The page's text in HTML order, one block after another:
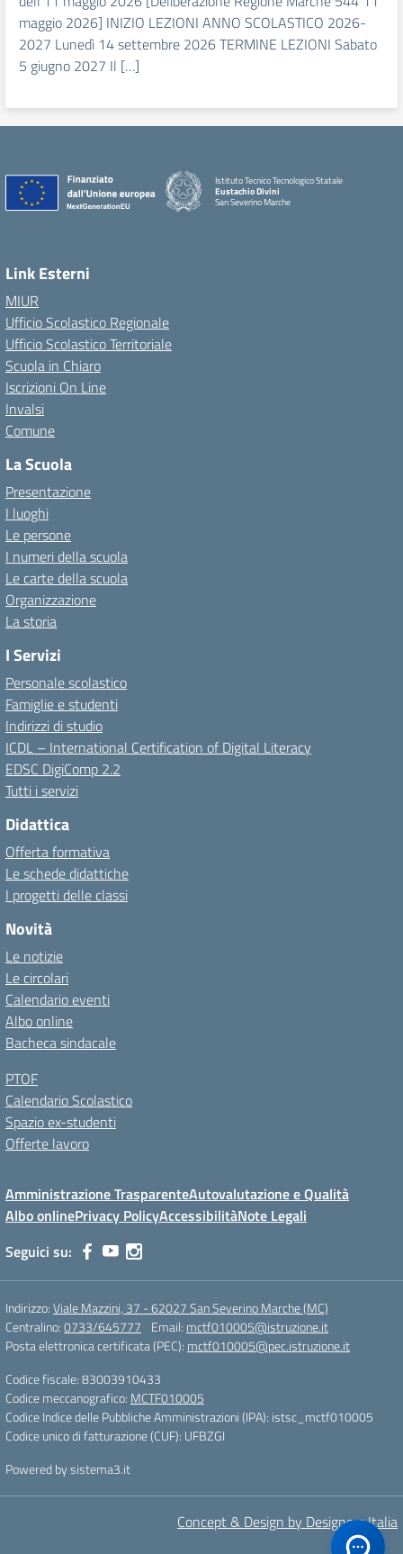
maggio 2026] INIZIO LEZIONI ANNO SCOLASTICO 2026-
2027 Lunedì 14 settembre 2026 TERMINE LEZIONI Sabato
5 giugno 2027 Il […]
Istituto Tecnico Tecnologico Statale
Eustachio Divini
San Severino Marche
Link Esterni
MIUR
Ufficio Scolastico Regionale
Ufficio Scolastico Territoriale
Scuola in Chiaro
Iscrizioni On Line
Invalsi
Comune
La Scuola
Presentazione
I luoghi
Le persone
I numeri della scuola
Le carte della scuola
Organizzazione
La storia
I Servizi
Personale scolastico
Famiglie e studenti
Indirizzi di studio
ICDL – International Certification of Digital Literacy
EDSC DigiComp 2.2
Tutti i servizi
Didattica
Offerta formativa
Le schede didattiche
I progetti delle classi
Novità
Le notizie
Le circolari
Calendario eventi
Albo online
Bacheca sindacale
PTOF
Calendario Scolastico
Spazio ex-studenti
Offerte lavoro
Amministrazione TrasparenteAutovalutazione e Qualità
Albo onlinePrivacy PolicyAccessibilitàNote Legali
Seguici su:
Indirizzo:Viale Mazzini, 37 - 62027 San Severino Marche (MC)
Centralino:0733/645777 Email: mctf010005@istruzione.it
Posta elettronica certificata (PEC): mctf010005@pec.istruzione.it
Codice fiscale: 83003910433
Codice meccanografico: MCTF010005
Codice Indice delle Pubbliche Amministrazioni (IPA): istsc_mctf010005
Codice unico di fatturazione (CUF): UFBZGI
Powered by sistema3.it
Concept & Design by Designers Italia